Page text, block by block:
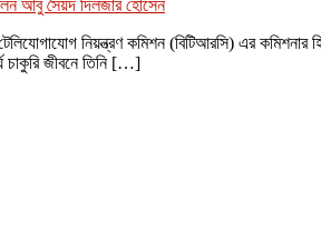
আবু সৈয়দ দিলজার হোসেন
নিয়ন্ত্রণ কমিশন (বিটিআরসি) এর
চাকুরি জীবনে তিনি […]